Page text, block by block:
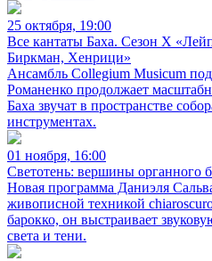
25 октября, 19:00
Все кантаты Баха. Сезон X
Биркман, Хенрици»
Ансамбль Collegium Musicum
Романенко продолжает
Баха звучат в пространстве
инструментах.
01 ноября, 16:00
Светотень: вершины органного
Новая программа Даниэля
живописной техникой
барокко, он выстраивает
света и тени.